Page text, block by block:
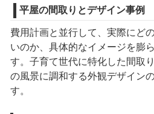
平屋の間取りとデザイン事例
費用計画と並行して、実際にど
いのか、具体的なイメージを膨
す。子育て世代に特化した間取
の風景に調和する外観デザイン
す。